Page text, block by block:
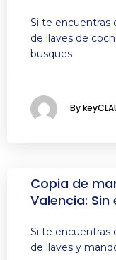
Si te encuentras
de llaves de
busques
By
Copia de
Valencia: Sin
Si te encuentras
de llaves y